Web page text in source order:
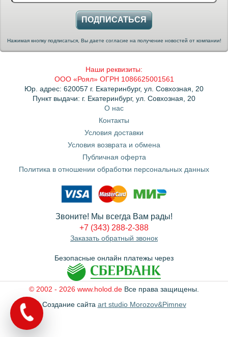
ПОДПИСАТЬСЯ
Нажимая кнопку подписаться, Вы даете согласие на получение новостей от компании!
Наши реквизиты:
ООО «Роял» ОГРН 1086625001561
Юр. адрес: 620057 г. Екатеринбург, ул. Совхозная, 20
Пункт выдачи: г. Екатеринбург, ул. Совхозная, 20
О нас
Контакты
Условия доставки
Условия возврата и обмена
Публичная оферта
Политика в отношении обработки персональных данных
Звоните! Мы всегда Вам рады!
+7 (343) 288-2-388
Заказать обратный звонок
Безопасные онлайн платежы через
© 2002 - 2026 www.holod.de Все права защищены.
Создание сайта art studio Morozov&Pimnev